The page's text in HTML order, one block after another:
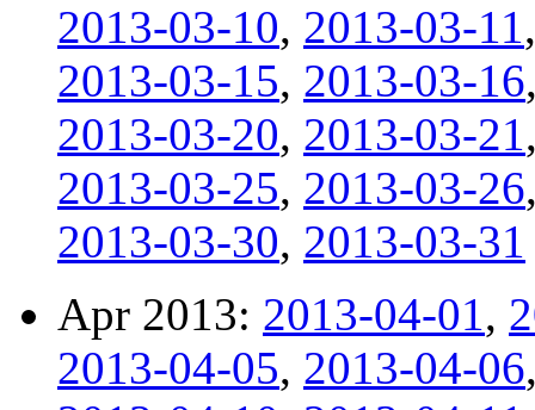
2013-03-10, 2013-03-11
2013-03-15, 2013-03-16
2013-03-20, 2013-03-21
2013-03-25, 2013-03-26
2013-03-30, 2013-03-31
Apr 2013: 2013-04-01,
2013-04-05, 2013-04-06